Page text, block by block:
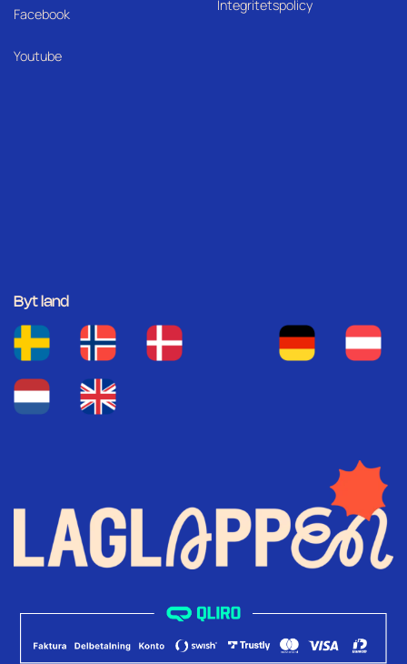
Facebook
Youtube
Integritetspolicy
Byt land